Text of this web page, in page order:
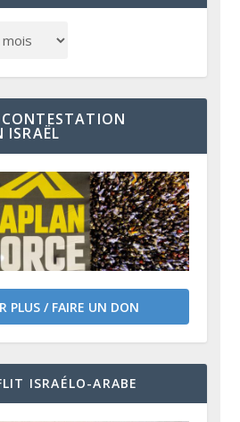
ISRAËL
PLUS / FAIRE UN DON
ISRAÉLO-ARABE